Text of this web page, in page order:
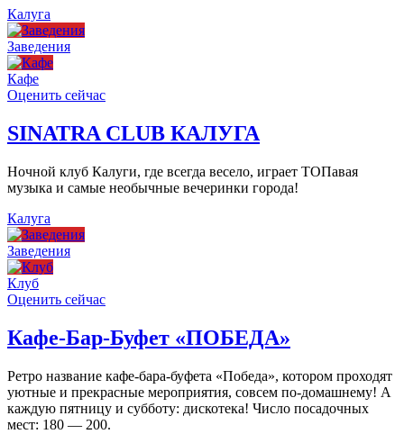
Калуга
Заведения
Кафе
Оценить сейчас
SINATRA CLUB КАЛУГА
Ночной клуб Калуги, где всегда весело, играет ТОПавая
музыка и самые необычные вечеринки города!
Калуга
Заведения
Клуб
Оценить сейчас
Кафе-Бар-Буфет «ПОБЕДА»
Ретро название кафе-бара-буфета «Победа», котором проходят
уютные и прекрасные мероприятия, совсем по-домашнему! А
каждую пятницу и субботу: дискотека! Число посадочных
мест: 180 — 200.